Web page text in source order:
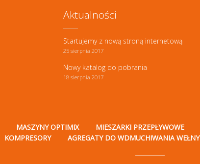
Aktualności
Startujemy z nową stroną internetową
25 sierpnia 2017
Nowy katalog do pobrania
18 sierpnia 2017
MASZYNY OPTIMIX MIESZARKI PRZEPŁYWOWE
KOMPRESORY
AGREGATY DO WDMUCHIWANIA WEŁNY